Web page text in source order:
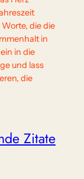
die die
in
in die
und lass
die
Zitate